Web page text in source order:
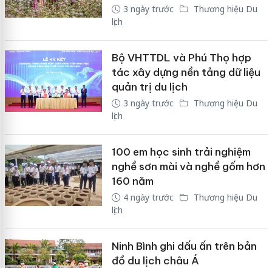
3 ngày trước
Thương hiệu Du
lịch
Bộ VHTTDL và Phú Thọ hợp
tác xây dựng nền tảng dữ liệu
quản trị du lịch
3 ngày trước
Thương hiệu Du
lịch
100 em học sinh trải nghiệm
nghề sơn mài và nghề gốm hơn
160 năm
4 ngày trước
Thương hiệu Du
lịch
Ninh Bình ghi dấu ấn trên bản
đồ du lịch châu Á